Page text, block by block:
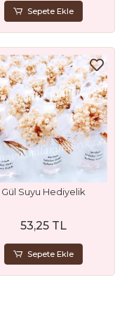
Sepete Ekle
Gül Suyu Hediyelik
53,25 TL
Sepete Ekle